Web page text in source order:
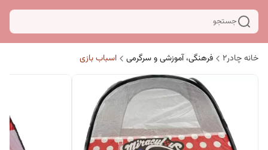
جستجو
خانه چادر۲ فرهنگی، آموزشی و سرگرمی اسباب بازی